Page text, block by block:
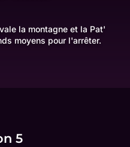
la montagne et la Pat'
moyens pour l'arrêter.
5